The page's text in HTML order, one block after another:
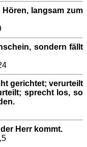
langsam zum
sondern fällt
gerichtet; verurteilt
sprecht los, so
Herr kommt.